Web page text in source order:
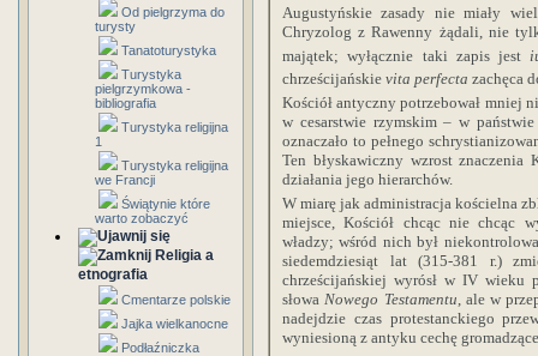
Od pielgrzyma do
turysty
Tanatoturystyka
Turystyka
pielgrzymkowa -
bibliografia
Turystyka religijna
1
Turystyka religijna
we Francji
Świątynie które
warto zobaczyć
Religia a
etnografia
Cmentarze polskie
Jajka wielkanocne
Podłaźniczka
Augustyńskie zasady nie miały
Chryzolog z Rawenny żądali, nie
majątek; wyłącznie taki zapis jest
chrześcijańskie vita perfecta zachęca
Kościół antyczny potrzebował mniej
w cesarstwie rzymskim – w
oznaczało to pełnego
Ten błyskawiczny wzrost znaczenia
działania jego hierarchów.
W miarę jak administracja kościelna
miejsce, Kościół chcąc nie chcąc
władzy; wśród nich był
siedemdziesiąt lat (315-381 r.)
chrześcijańskiej wyrósł w IV wieku
słowaNowego Testamentu, ale w
nadejdzie czas protestanckiego
wyniesioną z antyku cechę